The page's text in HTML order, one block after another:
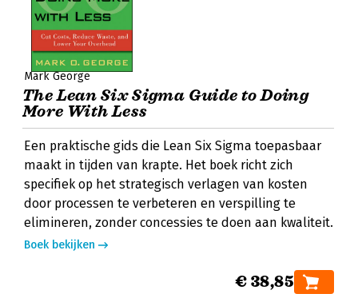
Mark George
The Lean Six Sigma Guide to Doing
More With Less
Een praktische gids die Lean Six Sigma toepasbaar
maakt in tijden van krapte. Het boek richt zich
specifiek op het strategisch verlagen van kosten
door processen te verbeteren en verspilling te
elimineren, zonder concessies te doen aan kwaliteit.
Boek bekijken
€ 38,85